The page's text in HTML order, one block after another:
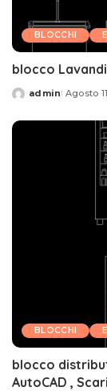
BLOCCHI
blocco
Posted
admin Agosto
BLOCCHI
blocco
AutoCAD ,